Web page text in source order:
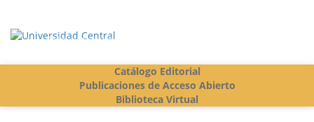
Vigilada Mineducación
Catálogo Editorial
Publicaciones de Acceso Abierto
Biblioteca Virtual